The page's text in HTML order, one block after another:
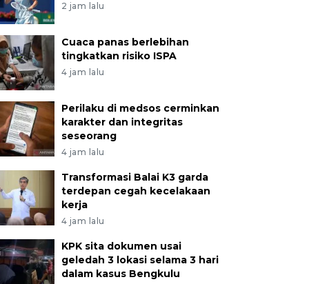
2 jam lalu
Cuaca panas berlebihan
tingkatkan risiko ISPA
4 jam lalu
Perilaku di medsos cerminkan
karakter dan integritas
seseorang
4 jam lalu
Transformasi Balai K3 garda
terdepan cegah kecelakaan
kerja
4 jam lalu
KPK sita dokumen usai
geledah 3 lokasi selama 3 hari
dalam kasus Bengkulu